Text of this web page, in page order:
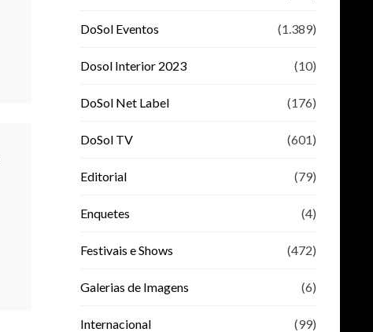
DoSol Eventos (1.389)
Dosol Interior 2023 (10)
DoSol Net Label (176)
DoSol TV (601)
Editorial (79)
Enquetes (4)
Festivais e Shows (472)
Galerias de Imagens (6)
Internacional (99)